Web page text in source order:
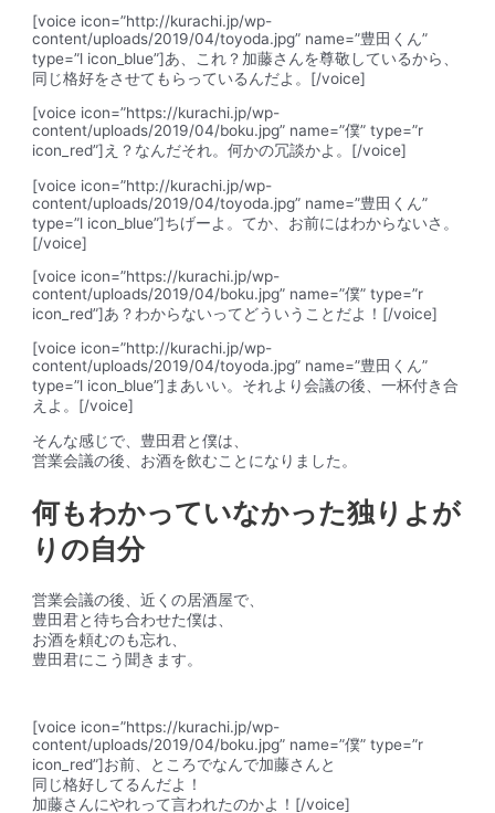
[voice icon=”http://kurachi.jp/wp-
content/uploads/2019/04/toyoda.jpg” name=”豊田くん”
type=”l icon_blue”]あ、これ？加藤さんを尊敬しているから、
同じ格好をさせてもらっているんだよ。[/voice]
[voice icon=”https://kurachi.jp/wp-
content/uploads/2019/04/boku.jpg” name=”僕” type=”r
icon_red”]え？なんだそれ。何かの冗談かよ。[/voice]
[voice icon=”http://kurachi.jp/wp-
content/uploads/2019/04/toyoda.jpg” name=”豊田くん”
type=”l icon_blue”]ちげーよ。てか、お前にはわからないさ。
[/voice]
[voice icon=”https://kurachi.jp/wp-
content/uploads/2019/04/boku.jpg” name=”僕” type=”r
icon_red”]あ？わからないってどういうことだよ！[/voice]
[voice icon=”http://kurachi.jp/wp-
content/uploads/2019/04/toyoda.jpg” name=”豊田くん”
type=”l icon_blue”]まあいい。それより会議の後、一杯付き合
えよ。[/voice]
そんな感じで、豊田君と僕は、
営業会議の後、お酒を飲むことになりました。
何もわかっていなかった独りよが
りの自分
営業会議の後、近くの居酒屋で、
豊田君と待ち合わせた僕は、
お酒を頼むのも忘れ、
豊田君にこう聞きます。
[voice icon=”https://kurachi.jp/wp-
content/uploads/2019/04/boku.jpg” name=”僕” type=”r
icon_red”]お前、ところでなんで加藤さんと
同じ格好してるんだよ！
加藤さんにやれって言われたのかよ！[/voice]